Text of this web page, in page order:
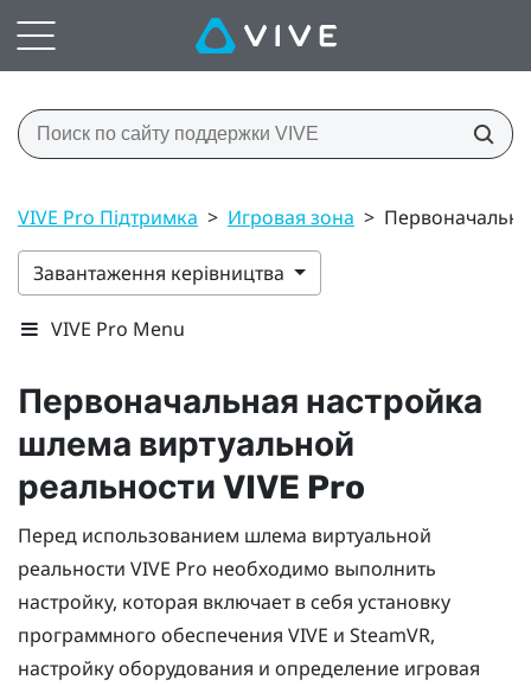
VIVE Pro Підтримка > Игровая зона >
Завантаження керівництва
VIVE Pro Menu
Первоначальная настройка
шлема виртуальной
реальности VIVE Pro
Перед использованием шлема виртуальной
реальности VIVE Pro необходимо выполнить
настройку, которая включает в себя установку
программного обеспечения VIVE и SteamVR,
настройку оборудования и определение игровая